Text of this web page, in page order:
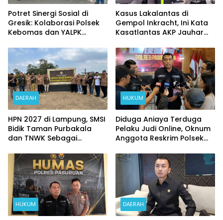
Potret Sinergi Sosial di
Gresik: Kolaborasi Polsek
Kebomas dan YALPK
Ojol dan Warga
Kasus Lakalantas di
Gempol Inkracht, Ini Kata
Kasatlantas AKP Jauhar
DAERAH
HPN 2027 di Lampung, SMSI
Bidik Taman Purbakala
dan TNWK Sebagai
HUKUM
Diduga Aniaya Terduga
Pelaku Judi Online, Oknum
Anggota Reskrim Polsek
HUKUM DAERAH